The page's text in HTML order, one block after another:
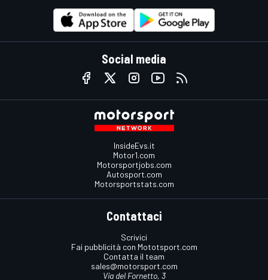
Social media
InsideEvs.it
Motor1.com
Motorsportjobs.com
Autosport.com
Motorsportstats.com
Contattaci
Scrivici
Fai pubblicità con Mototsport.com
Contatta il team
sales@motorsport.com
Via del Fornetto, 3